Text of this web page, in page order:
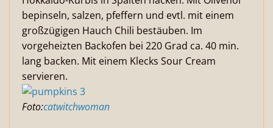
bepinseln, salzen, pfeffern und evtl. mit einem
großzügigen Hauch Chili bestäuben. Im
vorgeheizten Backofen bei 220 Grad ca. 40 min.
lang backen. Mit einem Klecks Sour Cream
servieren.
Foto:catwitchwoman